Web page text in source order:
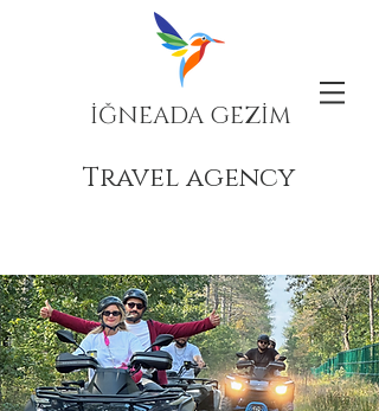
İĞNEADA GEZİM
Travel agency